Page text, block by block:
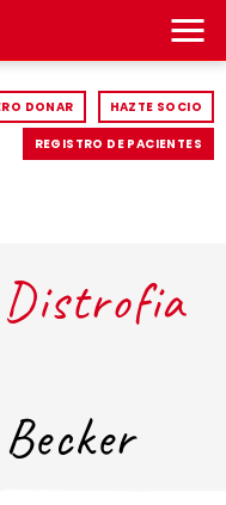
DONAR HAZTE SOCIO
REGISTRO DE PACIENTES